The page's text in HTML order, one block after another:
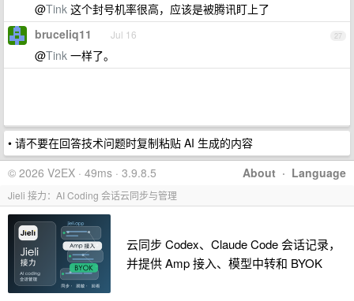
@Tink 这个封号机率很高，应该是被腾讯盯上了
27
bruceliq11 Jul 16
@Tink 一样了。
• 请不要在回答技术问题时复制粘贴 AI 生成的内容
About · Language
© 2026 V2EX · 49ms · 3.9.8.5
Jieli 接力：AI Coding 会话云同步与管理
云同步 Codex、Claude Code 会话记录，
并提供 Amp 接入、模型中转和 BYOK